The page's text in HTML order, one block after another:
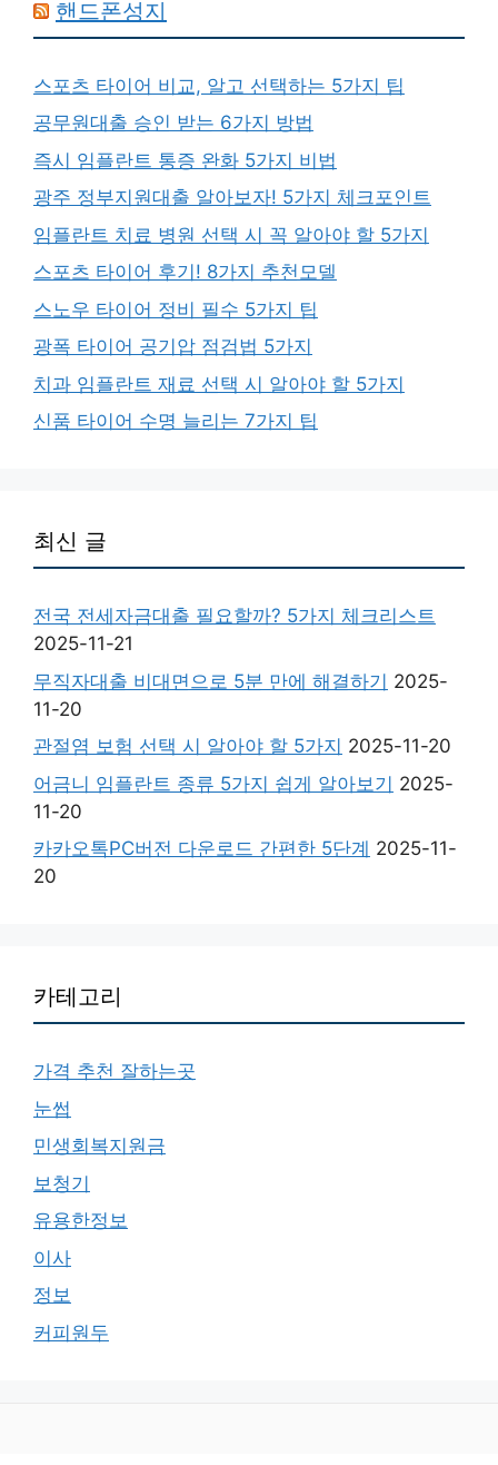
핸드폰성지
스포츠 타이어 비교, 알고 선택하는 5가지 팁
공무원대출 승인 받는 6가지 방법
즉시 임플란트 통증 완화 5가지 비법
광주 정부지원대출 알아보자! 5가지 체크포인트
임플란트 치료 병원 선택 시 꼭 알아야 할 5가지
스포츠 타이어 후기! 8가지 추천모델
스노우 타이어 정비 필수 5가지 팁
광폭 타이어 공기압 점검법 5가지
치과 임플란트 재료 선택 시 알아야 할 5가지
신품 타이어 수명 늘리는 7가지 팁
최신 글
전국 전세자금대출 필요할까? 5가지 체크리스트
2025-11-21
무직자대출 비대면으로 5분 만에 해결하기 2025-
11-20
관절염 보험 선택 시 알아야 할 5가지 2025-11-20
어금니 임플란트 종류 5가지 쉽게 알아보기 2025-
11-20
카카오톡PC버전 다운로드 간편한 5단계 2025-11-
20
카테고리
가격 추천 잘하는곳
눈썹
민생회복지원금
보청기
유용한정보
이사
정보
커피원두